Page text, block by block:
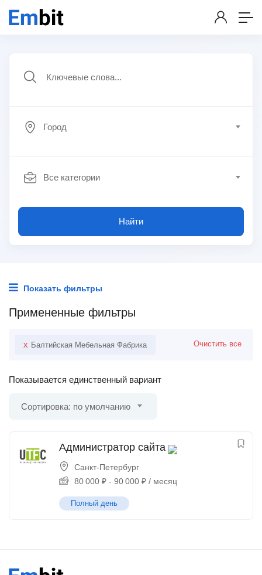
Город
Все категории
Найти
Показать фильтры
Примененные фильтры
x Балтийская Мебельная Фабрика Очистить все
Показывается единственный вариант
Сортировка: по умолчанию
Администратор сайта
Санкт-Петербург
80 000 ₽ - 90 000 ₽ / месяц
Полный день